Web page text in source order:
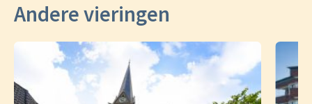
Andere vieringen